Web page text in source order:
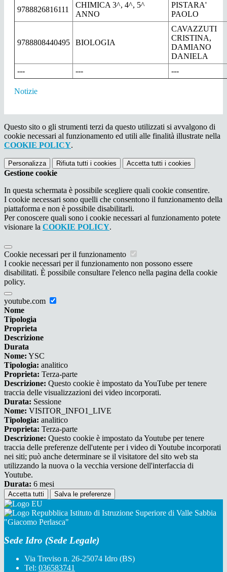
9788826816111
CHIMICA 3^, 4^, 5^
ANNO
PISTARA'
PAOLO
9788808440495 BIOLOGIA
CAVAZZUTI
CRISTINA,
DAMIANO
DANIELA
---
--- ---
Notizie
Questo sito o gli strumenti terzi da questo utilizzati si avvalgono di
cookie necessari al funzionamento ed utili alle finalità illustrate nella
COOKIE POLICY.
Personalizza Rifiuta tutti i cookies Accetta tutti i cookies
Gestione cookie
In questa schermata è possibile scegliere quali cookie consentire.
I cookie necessari sono quelli che consentono il funzionamento della
piattaforma e non è possibile disabilitarli.
Per conoscere quali sono i cookie necessari al funzionamento potete
visionare la COOKIE POLICY.
Cookie necessari per il funzionamento
I cookie necessari per il funzionamento non possono essere
disabilitati. È possibile consultare l'elenco nella pagina della cookie
policy.
youtube.com
Nome
Tipologia
Proprieta
Descrizione
Durata
Nome: YSC
Tipologia: analitico
Proprieta: Terza-parte
Descrizione: Questo cookie è impostato da YouTube per tenere
traccia delle visualizzazioni dei video incorporati.
Durata: Sessione
Nome: VISITOR_INFO1_LIVE
Tipologia: analitico
Proprieta: Terza-parte
Descrizione: Questo cookie è impostato da Youtube per tenere
traccia delle preferenze dell'utente per i video di Youtube incorporati
nei siti; può anche determinare se il visitatore del sito web sta
utilizzando la nuova o la vecchia versione dell'interfaccia di
Youtube.
Durata: 6 mesi
Accetta tutti Salva le preferenze
Istituto di Istruzione Superiore di Valle Sabbia
"Giacomo Perlasca"
Sede Idro (Sede Legale)
Via Treviso n. 26-25074 Idro (BS)
Tel: 036583741